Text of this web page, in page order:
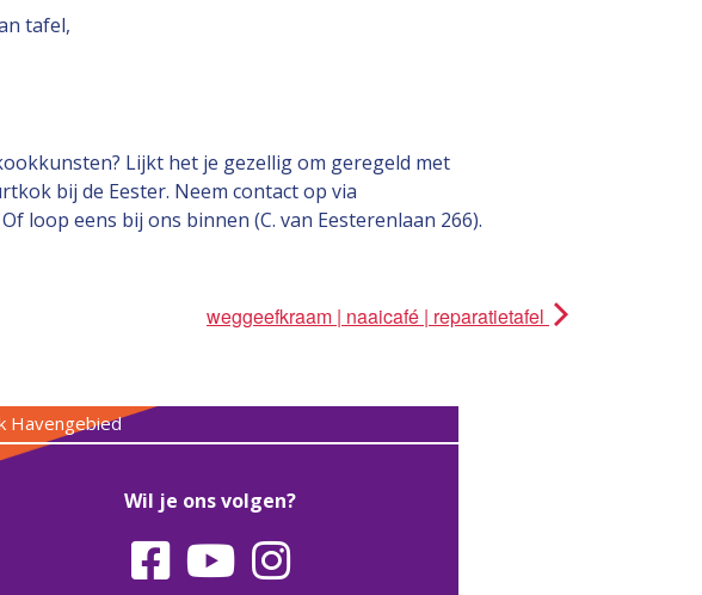
tafel,
Lijkt het je gezellig om geregeld met
bij de Eester. Neem contact op via
loop eens bij ons binnen (C. van Eesterenlaan 266).
weggeefkraam | naaicafé | reparatietafel
Havengebied
Wil je ons volgen?